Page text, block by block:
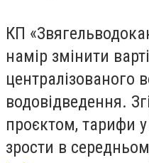
КП
намір змінити
централізованого
водовідведення.
проєктом, тарифи
зрости в